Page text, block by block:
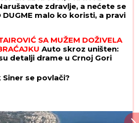
zdravlje, a nećete se
DUGME malo ko koristi, a pravi
SA MUŽEM DOŽIVELA
Auto skroz uništen:
detalji drame u Crnoj Gori
Siner se povlači?